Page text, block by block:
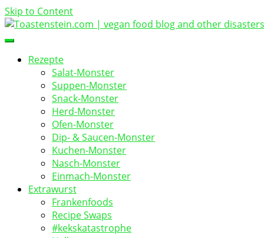
Skip to Content
Toastenstein.com
vegan food blog
Rezepte
Salat-Monster
Suppen-Monster
Snack-Monster
Herd-Monster
Ofen-Monster
Dip- & Saucen-Monster
Kuchen-Monster
Nasch-Monster
Einmach-Monster
Extrawurst
Frankenfoods
Recipe Swaps
#kekskatastrophe